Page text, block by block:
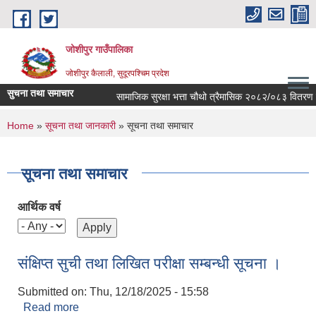
Skip to main content
जोशीपुर गाउँपालिका
जोशीपुर कैलाली, सुदूरपश्चिम प्रदेश
सुचना तथा समाचार सामाजिक सुरक्षा भत्ता चौथो त्रैमासिक २०८२/०८३ वितरण
You are here
Home » सूचना तथा जानकारी» सूचना तथा समाचार
सूचना तथा समाचार
आर्थिक वर्ष
संक्षिप्त सुची तथा लिखित परीक्षा सम्बन्धी सूचना ।
Submitted on: Thu, 12/18/2025 - 15:58
Read more